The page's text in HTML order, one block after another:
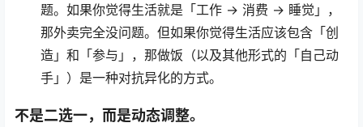
题。如果你觉得生活就是「工作 → 消费 → 睡觉」，
那外卖完全没问题。但如果你觉得生活应该包含「创
造」和「参与」，那做饭（以及其他形式的「自己动
手」）是一种对抗异化的方式。
不是二选一，而是动态调整。